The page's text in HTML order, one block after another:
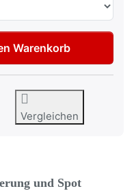
5024 AVO 2K Autolack
Warenkorb
Vergleichen
und Spot